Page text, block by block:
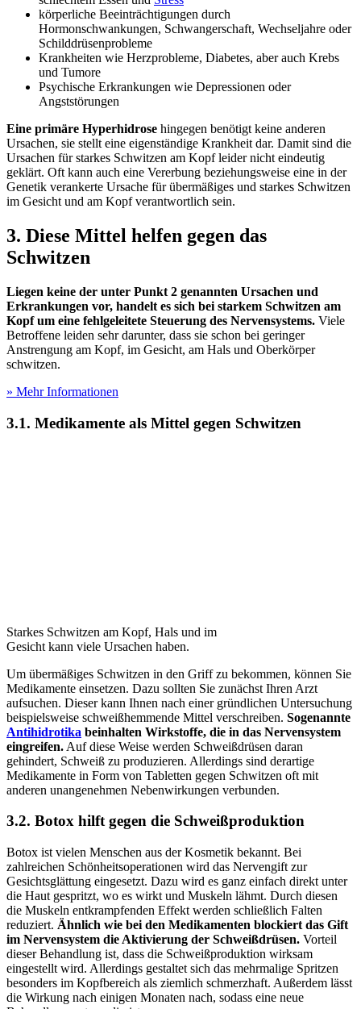
körperliche Beeinträchtigungen durch
Hormonschwankungen, Schwangerschaft, Wechseljahre oder
Schilddrüsenprobleme
Krankheiten wie Herzprobleme, Diabetes, aber auch Krebs
und Tumore
Psychische Erkrankungen wie Depressionen oder
Angststörungen
Eine primäre Hyperhidrose hingegen benötigt keine anderen
Ursachen, sie stellt eine eigenständige Krankheit dar. Damit sind die
Ursachen für starkes Schwitzen am Kopf leider nicht eindeutig
geklärt. Oft kann auch eine Vererbung beziehungsweise eine in der
Genetik verankerte Ursache für übermäßiges und starkes Schwitzen
im Gesicht und am Kopf verantwortlich sein.
3. Diese Mittel helfen gegen das
Schwitzen
Liegen keine der unter Punkt 2 genannten Ursachen und
Erkrankungen vor, handelt es sich bei starkem Schwitzen am
Kopf um eine fehlgeleitete Steuerung des Nervensystems. Viele
Betroffene leiden sehr darunter, dass sie schon bei geringer
Anstrengung am Kopf, im Gesicht, am Hals und Oberkörper
schwitzen.
» Mehr Informationen
3.1. Medikamente als Mittel gegen Schwitzen
Starkes Schwitzen am Kopf, Hals und im
Gesicht kann viele Ursachen haben.
Um übermäßiges Schwitzen in den Griff zu bekommen, können Sie
Medikamente einsetzen. Dazu sollten Sie zunächst Ihren Arzt
aufsuchen. Dieser kann Ihnen nach einer gründlichen Untersuchung
beispielsweise schweißhemmende Mittel verschreiben. Sogenannte
Antihidrotika beinhalten Wirkstoffe, die in das Nervensystem
eingreifen. Auf diese Weise werden Schweißdrüsen daran
gehindert, Schweiß zu produzieren. Allerdings sind derartige
Medikamente in Form von Tabletten gegen Schwitzen oft mit
anderen unangenehmen Nebenwirkungen verbunden.
3.2. Botox hilft gegen die Schweißproduktion
Botox ist vielen Menschen aus der Kosmetik bekannt. Bei
zahlreichen Schönheitsoperationen wird das Nervengift zur
Gesichtsglättung eingesetzt. Dazu wird es ganz einfach direkt unter
die Haut gespritzt, wo es wirkt und Muskeln lähmt. Durch diesen
die Muskeln entkrampfenden Effekt werden schließlich Falten
reduziert. Ähnlich wie bei den Medikamenten blockiert das Gift
im Nervensystem die Aktivierung der Schweißdrüsen. Vorteil
dieser Behandlung ist, dass die Schweißproduktion wirksam
eingestellt wird. Allerdings gestaltet sich das mehrmalige Spritzen
besonders im Kopfbereich als ziemlich schmerzhaft. Außerdem lässt
die Wirkung nach einigen Monaten nach, sodass eine neue